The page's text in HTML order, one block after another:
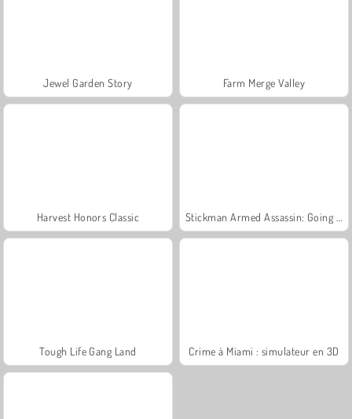
Jewel Garden Story Farm Merge Valley
Harvest Honors Classic
Tough Life Gang Land Crime à Miami : simulateur en 3D